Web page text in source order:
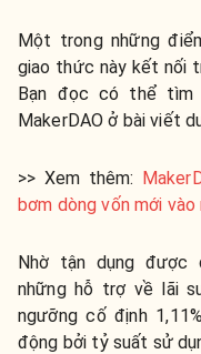
Một trong những
giao thức này kết nối
Bạn đọc có thể tìm
MakerDAO ở bài viết
>> Xem thêm:
bơm dòng vốn mới vào
Nhờ tận dụng được
những hỗ trợ về lãi
ngưỡng cố định
động bởi tỷ suất sử